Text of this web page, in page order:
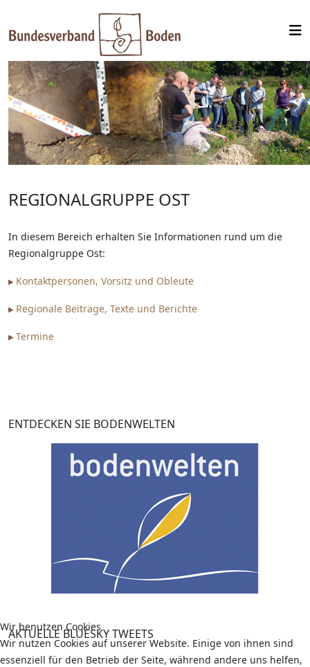
REGIONALGRUPPE OST
In diesem Bereich erhalten Sie Informationen rund um die
Regionalgruppe Ost:
Kontaktpersonen, Vorsitz und Obleute
Regionale Beiträge, Texte und Berichte
Termine
ENTDECKEN SIE BODENWELTEN
AKTUELLE BLUESKY TWEETS
Wir benutzen Cookies
Wir nutzen Cookies auf unserer Website. Einige von ihnen sind
essenziell für den Betrieb der Seite, während andere uns helfen,